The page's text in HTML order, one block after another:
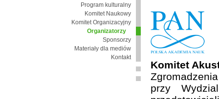
Program kulturalny
Komitet Naukowy
Komitet Organizacyjny
Organizatorzy
Sponsorzy
Materiały dla mediów
Kontakt
Komitet
przy